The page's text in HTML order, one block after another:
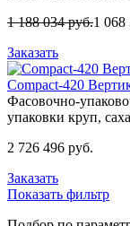
1 188 034 руб.1 068
Заказать
Compact-420
Фасовочно-
упаковки круп,
2 726 496 руб.
Заказать
Показать фильтр